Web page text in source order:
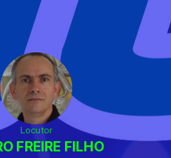
Locutor
FREIRE FILHO